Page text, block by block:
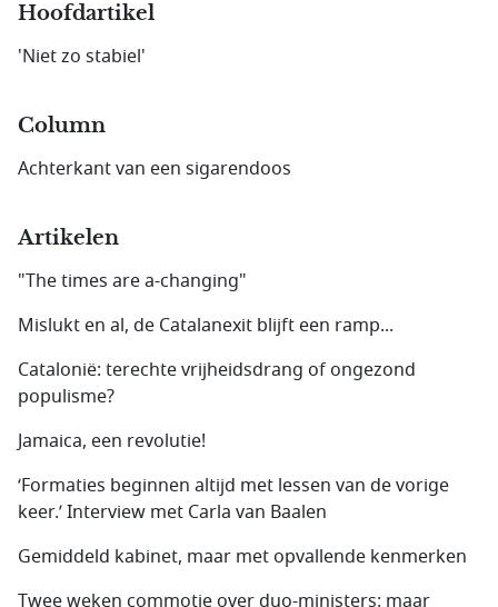
Hoofdartikel
'Niet zo stabiel'
Column
Achterkant van een sigarendoos
Artikelen
"The times are a-changing"
Mislukt en al, de Catalanexit blijft een ramp...
Catalonië: terechte vrijheidsdrang of ongezond
populisme?
Jamaica, een revolutie!
‘Formaties beginnen altijd met lessen van de vorige
keer.’ Interview met Carla van Baalen
Gemiddeld kabinet, maar met opvallende kenmerken
Twee weken commotie over duo-ministers: maar